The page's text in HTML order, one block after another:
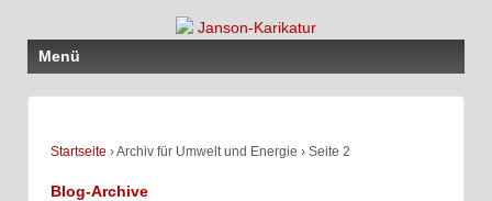
Menü
Startseite ›Archiv für Umwelt und Energie › Seite 2
Blog-Archive